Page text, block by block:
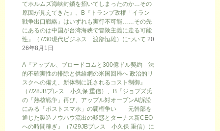
てホルムズ海峡封鎖を招いてしまったのか…その
原因が見えてきた』、B『トランプ政権「イラン
戦争出口戦略」はいずれも実行不可能……その先
にあるのは中国が台湾海峡で冒険主義に走る可能
性』（7/30現代ビジネス 渡部恒雄）について 20
26年8月1日
A『アップル、ブロードコムと300億ドル契約 法
的不確実性の排除と供給網の米国回帰へ 政治的リ
スクへの備え、新体制に託されるコスト制御』
（7/28JBプレス 小久保 重信）、B『ジョブズ氏
の「熱核戦争」再び、アップル対オープンAI訴訟
にみる「ポストスマホ」の覇権争い 元幹部を
通じた製造ノウハウ流出の疑惑とターナス新CEO
への時間稼ぎ』（7/29JBプレス 小久保 重信）に